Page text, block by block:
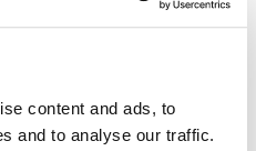
content and ads, to
and to analyse our traffic.